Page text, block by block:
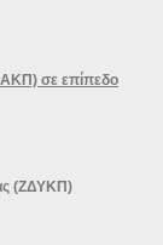
σε επίπεδο
(ΖΔΥΚΠ)